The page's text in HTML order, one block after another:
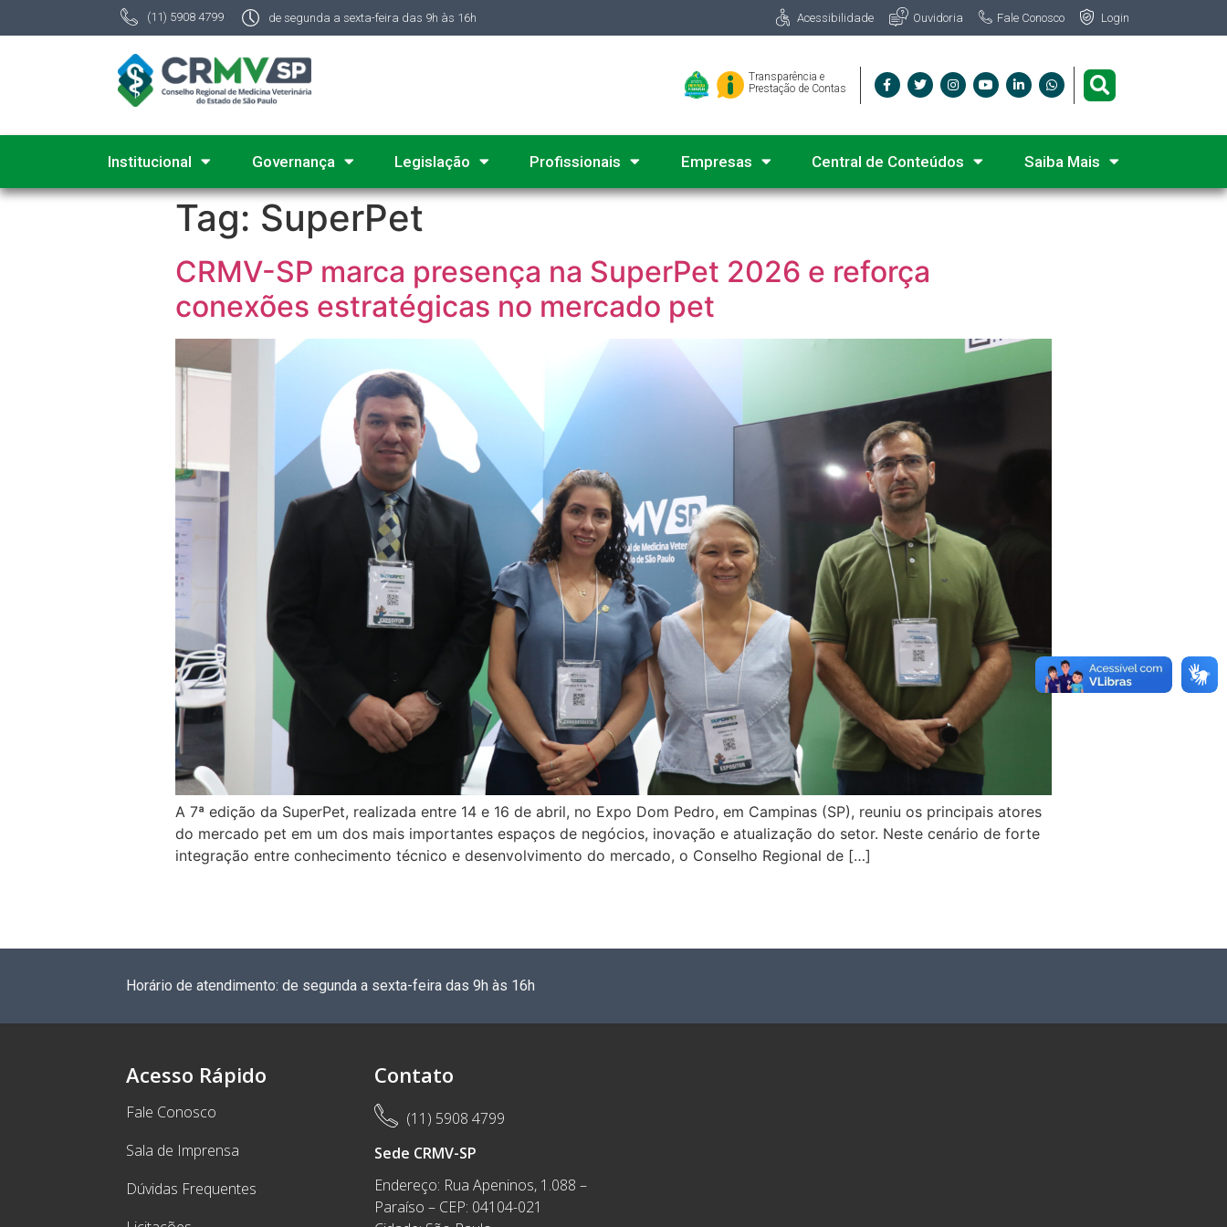
(11) 5908 4799 de segunda a sexta-feira das 9h às 16h Acessibilidade Ouvidoria Fale Conosco Login
Transparência e
Prestação de Contas
Institucional Governança Legislação Profissionais Empresas Central de Conteúdos Saiba Mais
Tag: SuperPet
CRMV-SP marca presença na SuperPet 2026 e reforça
conexões estratégicas no mercado pet
A 7ª edição da SuperPet, realizada entre 14 e 16 de abril, no Expo Dom Pedro, em Campinas (SP), reuniu os principais atores
do mercado pet em um dos mais importantes espaços de negócios, inovação e atualização do setor. Neste cenário de forte
integração entre conhecimento técnico e desenvolvimento do mercado, o Conselho Regional de […]
Horário de atendimento: de segunda a sexta-feira das 9h às 16h
Acesso Rápido
Fale Conosco
Sala de Imprensa
Dúvidas Frequentes
Contato
(11) 5908 4799
Sede CRMV-SP
Endereço: Rua Apeninos, 1.088 –
Paraíso – CEP: 04104-021